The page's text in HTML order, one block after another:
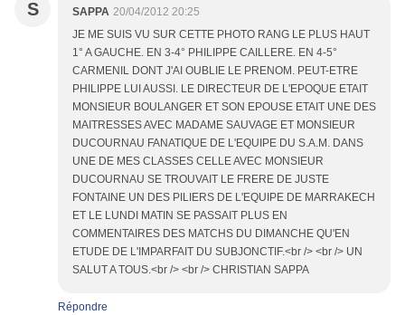
S SAPPA 20/04/2012 20:25
JE ME SUIS VU SUR CETTE PHOTO RANG LE PLUS HAUT
1° A GAUCHE. EN 3-4° PHILIPPE CAILLERE. EN 4-5°
CARMENIL DONT J'AI OUBLIE LE PRENOM. PEUT-ETRE
PHILIPPE LUI AUSSI. LE DIRECTEUR DE L'EPOQUE ETAIT
MONSIEUR BOULANGER ET SON EPOUSE ETAIT UNE DES
MAITRESSES AVEC MADAME SAUVAGE ET MONSIEUR
DUCOURNAU FANATIQUE DE L'EQUIPE DU S.A.M. DANS
UNE DE MES CLASSES CELLE AVEC MONSIEUR
DUCOURNAU SE TROUVAIT LE FRERE DE JUSTE
FONTAINE UN DES PILIERS DE L'EQUIPE DE MARRAKECH
ET LE LUNDI MATIN SE PASSAIT PLUS EN
COMMENTAIRES DES MATCHS DU DIMANCHE QU'EN
ETUDE DE L'IMPARFAIT DU SUBJONCTIF.<br /> <br /> UN
SALUT A TOUS.<br /> <br /> CHRISTIAN SAPPA
Répondre